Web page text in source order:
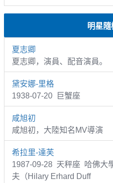
明星
夏志卿
夏志卿，演員、配音演員。
黛安娜-里格
1938-07-20 巨蟹座
咸旭初
咸旭初，大陸知名MV導演
希拉里-達芙
1987-09-28 天秤座 哈佛大
夫（Hilary Erhard Duff